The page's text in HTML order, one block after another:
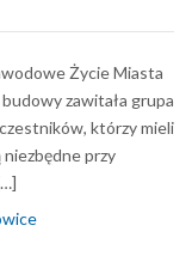
Życie Miasta
zawitała grupa
którzy mieli
niezbędne przy